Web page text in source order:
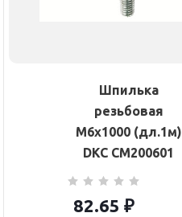
Шпилька
резьбовая
М6х1000 (дл.1м)
DKC CM200601
82.65 ₽